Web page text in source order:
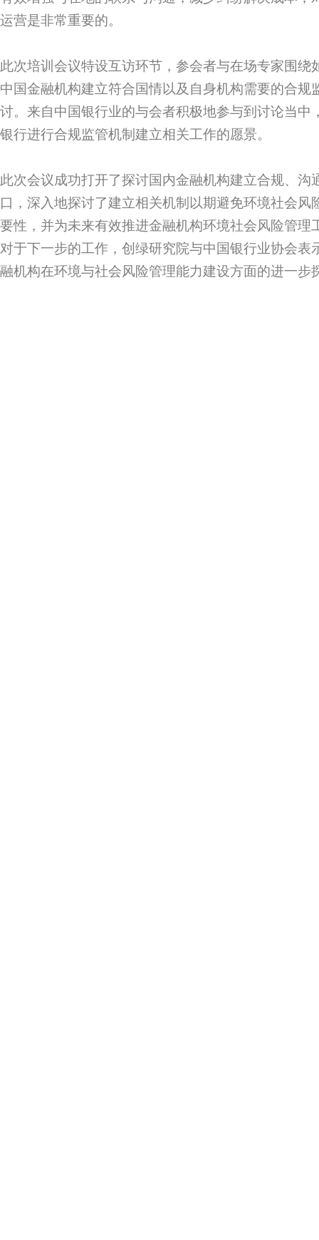
运营是非常重要的。
此次培训会议特设互访环节，参会者与在场专家围绕
中国金融机构建立符合国情以及自身机构需要的合规
讨。来自中国银行业的与会者积极地参与到讨论当中
银行进行合规监管机制建立相关工作的愿景。
此次会议成功打开了探讨国内金融机构建立合规、沟
口，深入地探讨了建立相关机制以期避免环境社会风
要性，并为未来有效推进金融机构环境社会风险管理
对于下一步的工作，创绿研究院与中国银行业协会表
融机构在环境与社会风险管理能力建设方面的进一步